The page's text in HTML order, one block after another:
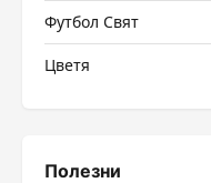
Футбол Свят
Цветя
Полезни